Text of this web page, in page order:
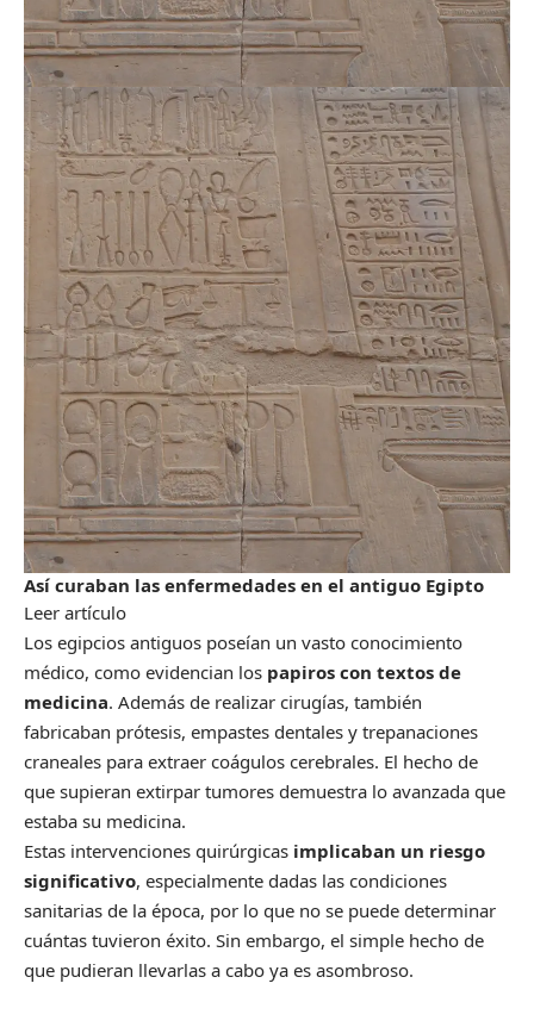
Así curaban las enfermedades en el antiguo Egipto
Leer artículo
Los egipcios antiguos poseían un vasto conocimiento
médico, como evidencian los papiros con textos de
medicina. Además de realizar cirugías, también
fabricaban prótesis, empastes dentales y trepanaciones
craneales para extraer coágulos cerebrales. El hecho de
que supieran extirpar tumores demuestra lo avanzada que
estaba su medicina.
Estas intervenciones quirúrgicas implicaban un riesgo
significativo, especialmente dadas las condiciones
sanitarias de la época, por lo que no se puede determinar
cuántas tuvieron éxito. Sin embargo, el simple hecho de
que pudieran llevarlas a cabo ya es asombroso.